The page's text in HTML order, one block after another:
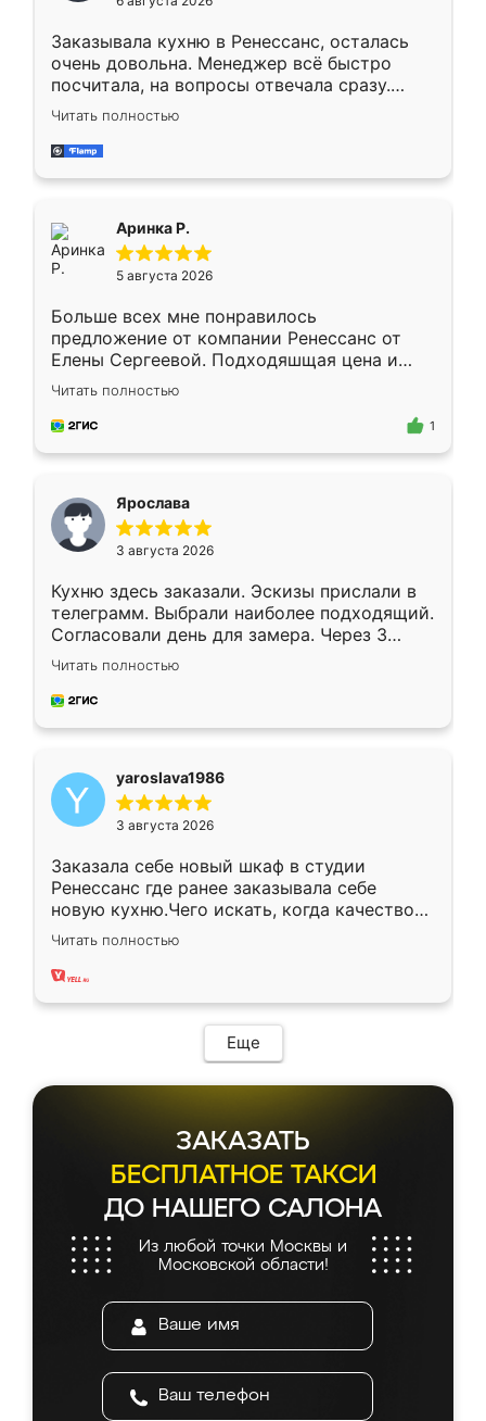
мебели буду заказывать только здесь.
Заказывала кухню в Ренессанс, осталась
очень довольна. Менеджер всё быстро
посчитала, на вопросы отвечала сразу.
Замерщик приехал в субботу, подошёл к
делу со всей ответственностью. Собрали
за день, ребята работали аккуратно, даже
Читать полностью
Аринка Р.
5 августа 2026
Больше всех мне понравилось
предложение от компании Ренессанс от
Елены Сергеевой. Подходяшщая цена и
короткие сроки изготовления. Приехавший
для замера сотрудник Владислав
предложил по моему эскизу самый
Читать полностью
1
Ярослава
3 августа 2026
Кухню здесь заказали. Эскизы прислали в
телеграмм. Выбрали наиболее подходящий.
Согласовали день для замера. Через 3
недели кухня была уже готова. Остались
довольны работой. Спасибо Ренессанс
мебель за качественную работу!
Читать полностью
yaroslava1986
3 августа 2026
Заказала себе новый шкаф в студии
Ренессанс где ранее заказывала себе
новую кухню.Чего искать, когда качеством
вполне довольна. Служит кухня уже почти
два года, нареканий нет.
Читать полностью
Еще
ЗАКАЗАТЬ
БЕСПЛАТНОЕ ТАКСИ
ДО НАШЕГО САЛОНА
Из любой точки Москвы и
Московской области!